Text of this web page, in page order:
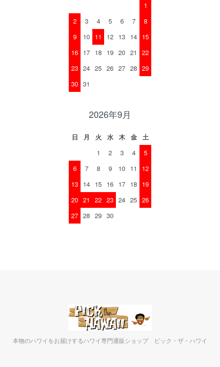
1
2
3 4 5 6 7
8
9
10 11 12 13 14 15
16 17 18 19 20 21
22
23 24 25 26 27 28 29
30 31
2026年9月
日 月 火 水 木 金
土
1
2 3 4
5
6
7 8 9 10 11
12
13 14 15 16 17 18 19
20 21 22 23 24 25 26
27 28 29 30
本物のハワイをお届けするハワイ専門通販ショップ ピック・ザ・ハワイ